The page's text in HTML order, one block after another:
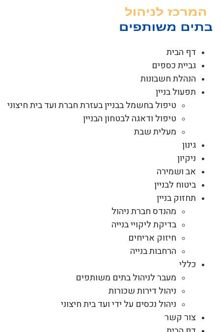
דף הבית
גביית כספים
הנהלת חשבונות
תפעול בניין
טיפול בחשמל בבניין בעזרת חברת ועד בית חיצוני
טיפול ודאגה לבטחון הבניין
מעלית שבת
גינון
ניקיון
אב ושמירה
ביטוח לבניין
תחזוק בניין
מהנדס חברת ניהול
בדיקת ליקויי בנייה
חיזוק אריחים
הרחבות בנייה
כללי
מעבר לניהול בתים משותפים
ניהול דירות שכורות
ניהול נכסים על ידי ועד בית חיצוני
צור קשר